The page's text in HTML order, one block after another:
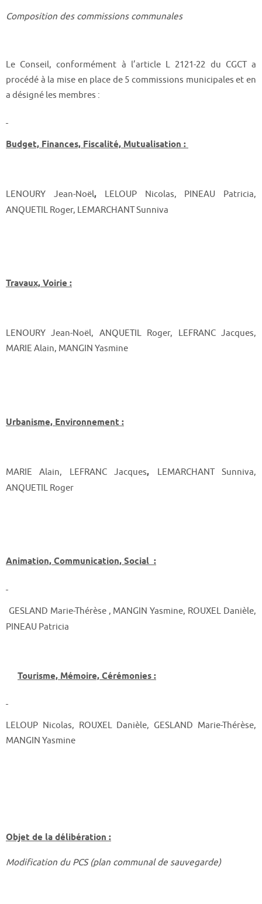
Composition des commissions communales
Le Conseil, conformément à l’article L 2121-22 du CGCT a
procédé à la mise en place de 5 commissions municipales et en
a désigné les membres :
Budget, Finances, Fiscalité, Mutualisation :
LENOURY Jean-Noël, LELOUP Nicolas, PINEAU Patricia,
ANQUETIL Roger, LEMARCHANT Sunniva
Travaux, Voirie :
LENOURY Jean-Noël, ANQUETIL Roger, LEFRANC Jacques,
MARIE Alain, MANGIN Yasmine
Urbanisme, Environnement :
MARIE Alain, LEFRANC Jacques, LEMARCHANT Sunniva,
ANQUETIL Roger
Animation, Communication, Social :
GESLAND Marie-Thérèse , MANGIN Yasmine, ROUXEL Danièle,
PINEAU Patricia
Tourisme, Mémoire, Cérémonies :
LELOUP Nicolas, ROUXEL Danièle, GESLAND Marie-Thérèse,
MANGIN Yasmine
Objet de la délibération :
Modification du PCS (plan communal de sauvegarde)